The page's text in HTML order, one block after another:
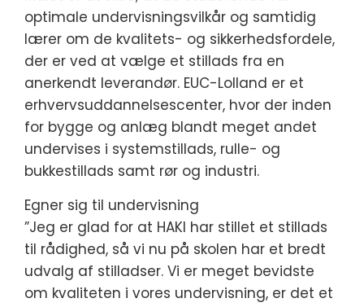
optimale undervisningsvilkår og samtidig
lærer om de kvalitets- og sikkerhedsfordele,
der er ved at vælge et stillads fra en
anerkendt leverandør. EUC-Lolland er et
erhvervsuddannelsescenter, hvor der inden
for bygge og anlæg blandt meget andet
undervises i systemstillads, rulle- og
bukkestillads samt rør og industri.
Egner sig til undervisning
”Jeg er glad for at HAKI har stillet et stillads
til rådighed, så vi nu på skolen har et bredt
udvalg af stilladser. Vi er meget bevidste
om kvaliteten i vores undervisning, er det et